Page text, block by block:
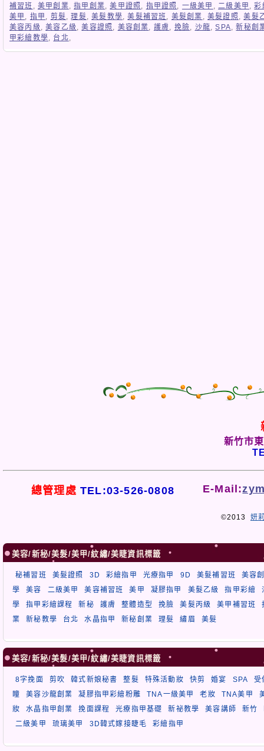
補習班 ,美甲創業,指甲創業,美甲證照 , 指甲證照 , 一級美甲 ,二級美甲 ,彩
美甲 , 指甲 , 剪髮,理髮,美髮教學,美髮補習班 , 美髮創業 ,美髮證照 ,美髮
美容丙級 ,美容乙級 ,美容證照 , 美容創業, 護膚 , 挽臉, 沙龍,SPA,新秘創
甲彩繪教學, 台北,
新竹市
總管理處 TEL:03-526-0808 E-Mail:
©2013 妍
美容/新秘/美髮/美甲/紋繡/美睫資訊標籤
秘補習班 美髮證照 3D 彩繪指甲 光療指甲 9D 美髮補習班
美容
學
美容 二級美甲 美容補習班 美甲 凝膠指甲 美髮乙級 指甲彩繪
學
指甲彩繪課程 新秘 護膚 整體造型 挽臉 美髮丙級 美甲補習班
業
新秘教學 台北 水晶指甲 新秘創業 理髮 繡眉 美髮
美容/新秘/美髮/美甲/紋繡/美睫資訊標籤
8字挽面 剪吹 韓式新娘秘書 整髮 特殊活動妝 快剪 婚宴 SPA
受
瞳
美容沙龍創業 凝膠指甲彩繪粉雕 TNA一級美甲 老妝 TNA美甲
妝
水晶指甲創業 挽面課程 光療指甲基礎 新祕教學 美容講師 新竹
二級美甲
琉璃美甲 3D韓式嫁接睫毛 彩繪指甲